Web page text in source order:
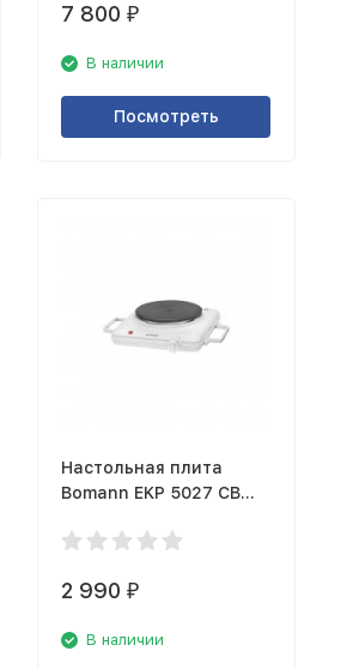
7 800₽
В наличии
Посмотреть
Настольная плита
Bomann EKP 5027 CB
2 990₽
В наличии